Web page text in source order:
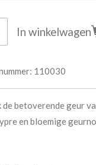
In winkelwagen
110030
de betoverende geur
en bloemige